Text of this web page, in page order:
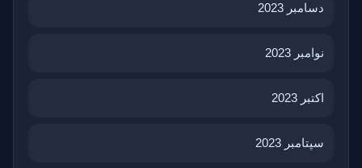
دسامبر 2023
نوامبر 2023
اکتبر 2023
سپتامبر 2023